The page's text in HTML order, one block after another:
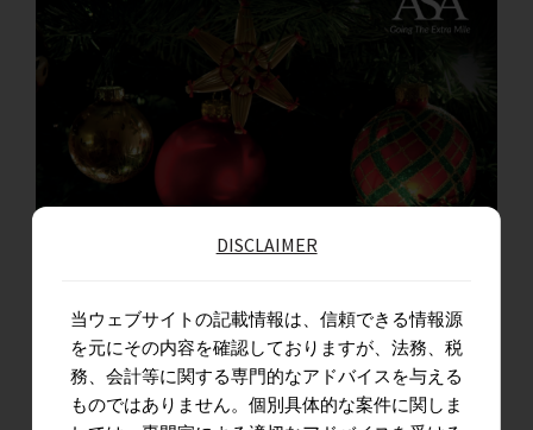
The Bottom Line – December 2023 Edition
A monthly capsule of key regulatory changes in direct & indirect tax,
DISCLAIMER
当ウェブサイトの記載情報は、信頼できる情報源
を元にその内容を確認しておりますが、法務、税
務、会計等に関する専門的なアドバイスを与える
ものではありません。個別具体的な案件に関しま